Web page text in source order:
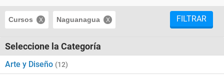
Cursos Naguanagua FILTRAR
Seleccione la Categoría
Arte y Diseño (12)